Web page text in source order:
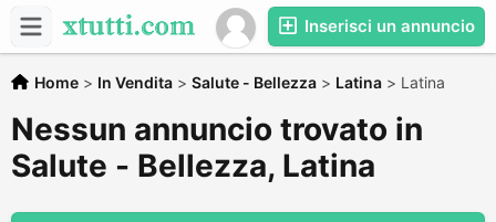
Inserisci un annuncio
Home > In Vendita > Salute - Bellezza > Latina > Latina
Nessun annuncio trovato in
Salute - Bellezza, Latina